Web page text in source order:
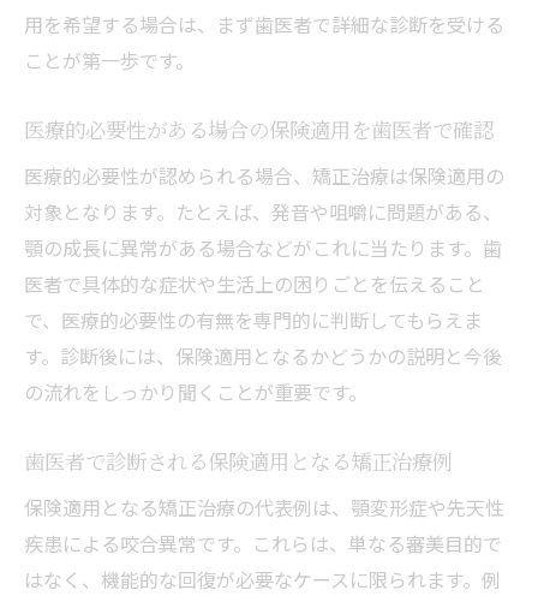
用を希望する場合は、まず歯医者で詳細な診断を受ける
ことが第一歩です。
医療的必要性がある場合の保険適用を歯医者で確認
医療的必要性が認められる場合、矯正治療は保険適用の
対象となります。たとえば、発音や咀嚼に問題がある、
顎の成長に異常がある場合などがこれに当たります。歯
医者で具体的な症状や生活上の困りごとを伝えること
で、医療的必要性の有無を専門的に判断してもらえま
す。診断後には、保険適用となるかどうかの説明と今後
の流れをしっかり聞くことが重要です。
歯医者で診断される保険適用となる矯正治療例
保険適用となる矯正治療の代表例は、顎変形症や先天性
疾患による咬合異常です。これらは、単なる審美目的で
はなく、機能的な回復が必要なケースに限られます。例